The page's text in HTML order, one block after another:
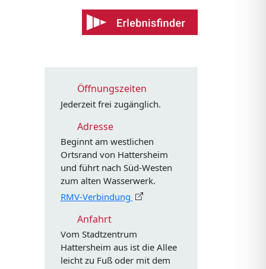
Öffnungszeiten
Jederzeit frei zugänglich.
Adresse
Beginnt am westlichen
Ortsrand von Hattersheim
und führt nach Süd-Westen
zum alten Wasserwerk.
RMV-Verbindung
Anfahrt
Vom Stadtzentrum
Hattersheim aus ist die Allee
leicht zu Fuß oder mit dem